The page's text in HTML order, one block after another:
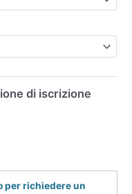
di iscrizione
per richiedere un